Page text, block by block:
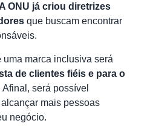
A ONU já criou diretrizes
que buscam encontrar
uma marca inclusiva será
de clientes fiéis e para o
Afinal, será possível
mais pessoas
negócio.